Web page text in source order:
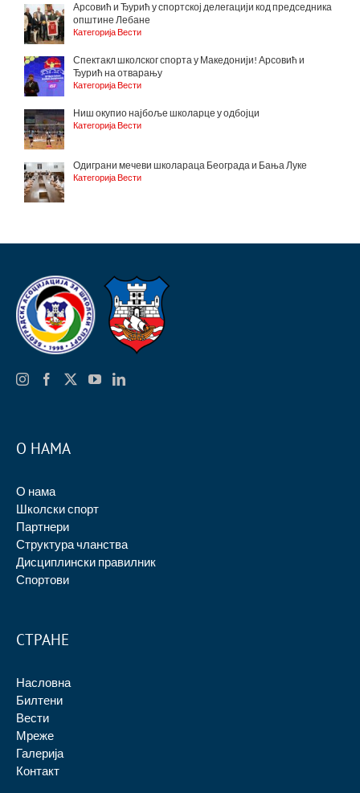
Арсовић и Ђурић у спортској делегацији код председника
општине Лебане
Категорија Вести
Спектакл школског спорта у Македонији! Арсовић и
Ђурић на отварању
Категорија Вести
Ниш окупио најбоље школарце у одбојци
Категорија Вести
Одиграни мечеви школараца Београда и Бања Луке
Категорија Вести
О НАМА
О нама
Школски спорт
Партнери
Структура чланства
Дисциплински правилник
Спортови
СТРАНЕ
Насловна
Билтени
Вести
Мреже
Галерија
Контакт